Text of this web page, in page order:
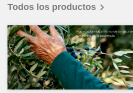
Todos los productos 